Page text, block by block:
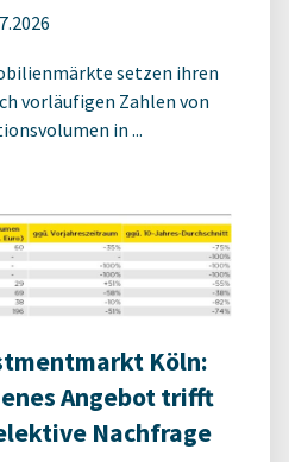
setzen ihren
vorläufigen Zahlen von
in ...
Köln:
Angebot trifft
Nachfrage